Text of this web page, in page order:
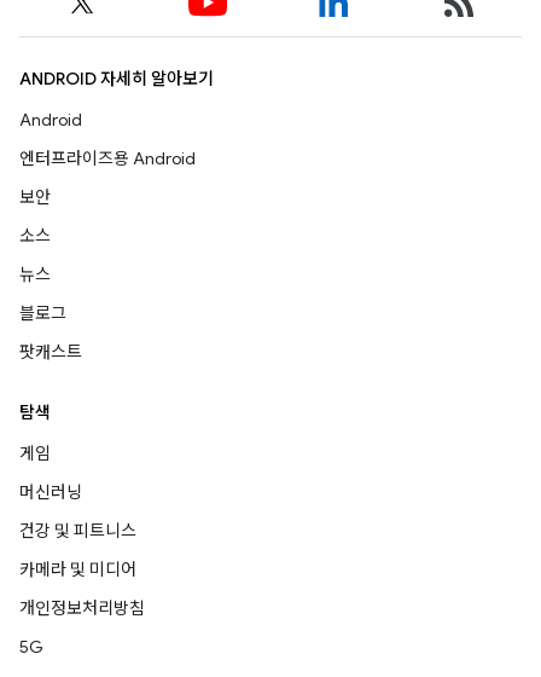
ANDROID 자세히 알아보기
Android
엔터프라이즈용 Android
보안
소스
뉴스
블로그
팟캐스트
탐색
게임
머신러닝
건강 및 피트니스
카메라 및 미디어
개인정보처리방침
5G